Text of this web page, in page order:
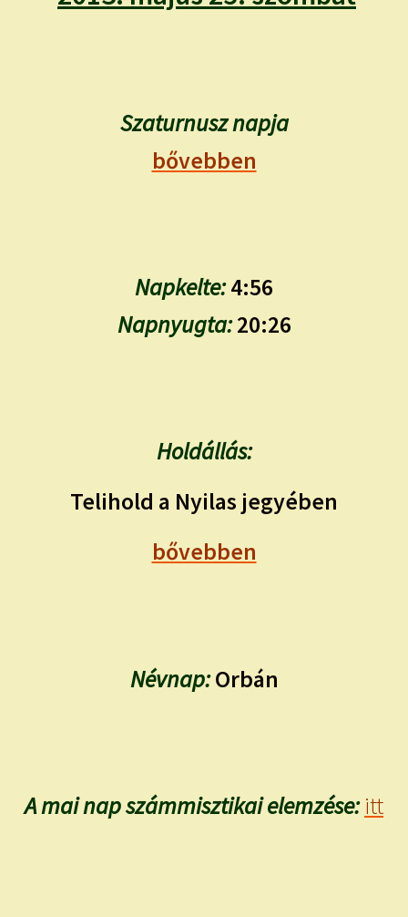
IRATKOZZ FEL A VIDEÓ CSATORNÁNKRA!
TAROT ELEMZÉS MEGRENDELÉSE LIMITÁLT!
Szaturnusz napja
bővebben
Napkelte:4:56
Napnyugta:20:26
Holdállás:
Telihold a Nyilas jegyében
bővebben
Névnap:Orbán
A mai nap számmisztikai elemzése: itt